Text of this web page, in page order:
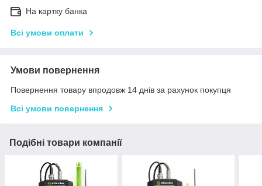
На картку банка
Всі умови оплати
Умови повернення
Повернення товару впродовж 14 днів за рахунок покупця
Всі умови повернення
Подібні товари компанії